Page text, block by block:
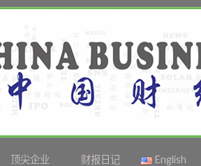
顶尖企业 财报日记 English